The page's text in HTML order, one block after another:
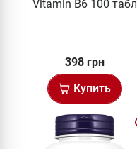
Vitamin B6 100 табл
398 грн
Купить